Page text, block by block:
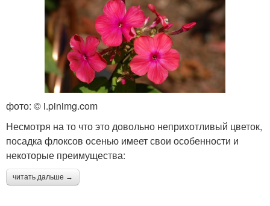
фото: © i.pinimg.com
Несмотря на то что это довольно неприхотливый цветок,
посадка флоксов осенью имеет свои особенности и
некоторые преимущества:
читать дальше →